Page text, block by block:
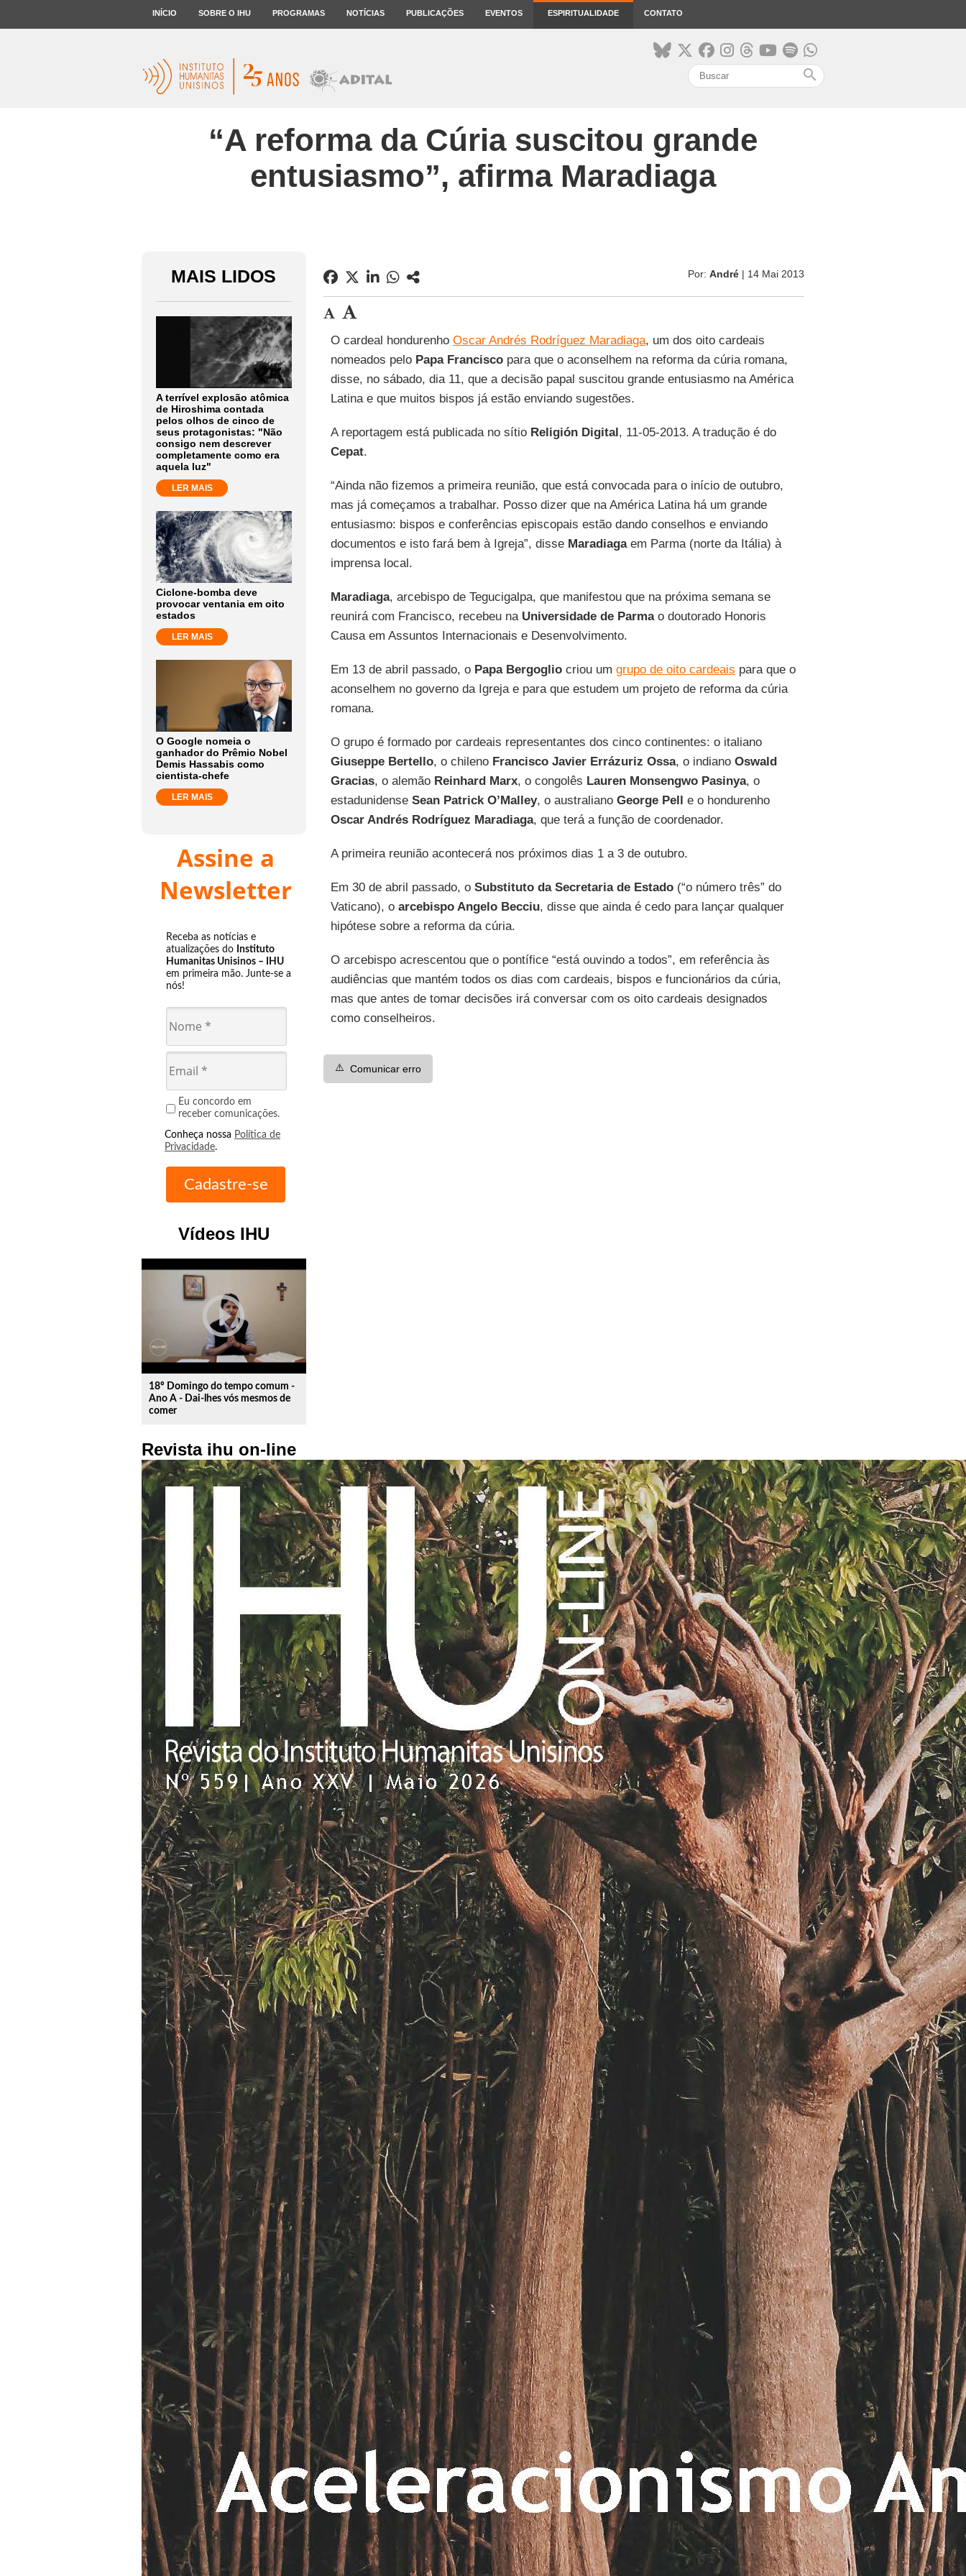
INÍCIO SOBRE O IHU PROGRAMAS NOTÍCIAS PUBLICAÇÕES EVENTOS ESPIRITUALIDADE CONTATO
search
“A reforma da Cúria suscitou grande
entusiasmo”, afirma Maradiaga
MAIS LIDOS
A terrível explosão atômica
de Hiroshima contada
pelos olhos de cinco de
seus protagonistas: "Não
consigo nem descrever
completamente como era
aquela luz"
LER MAIS
Ciclone-bomba deve
provocar ventania em oito
estados
LER MAIS
O Google nomeia o
ganhador do Prêmio Nobel
Demis Hassabis como
cientista-chefe
LER MAIS
Assine a
Newsletter
Receba as notícias e
atualizações do Instituto
Humanitas Unisinos – IHU
em primeira mão. Junte-se a
nós!
Eu concordo em
receber comunicações.
Conheça nossa Política de
Privacidade.
Vídeos IHU
play_circle_outline
18º Domingo do tempo comum -
Ano A - Dai-lhes vós mesmos de
comer
Revista ihu on-line
Por: André| 14 Mai 2013
O cardeal hondurenho Oscar Andrés Rodríguez Maradiaga, um dos oito cardeais
nomeados pelo Papa Franciscopara que o aconselhem na reforma da cúria romana,
disse, no sábado, dia 11, que a decisão papal suscitou grande entusiasmo na América
Latina e que muitos bispos já estão enviando sugestões.
A reportagem está publicada no sítio Religión Digital, 11-05-2013. A tradução é do
Cepat.
“Ainda não fizemos a primeira reunião, que está convocada para o início de outubro,
mas já começamos a trabalhar. Posso dizer que na América Latina há um grande
entusiasmo: bispos e conferências episcopais estão dando conselhos e enviando
documentos e isto fará bem à Igreja”, disse Maradiagaem Parma (norte da Itália) à
imprensa local.
Maradiaga, arcebispo de Tegucigalpa, que manifestou que na próxima semana se
reunirá com Francisco, recebeu na Universidade de Parmao doutorado Honoris
Causa em Assuntos Internacionais e Desenvolvimento.
Em 13 de abril passado, o Papa Bergogliocriou um grupo de oito cardeais para que o
aconselhem no governo da Igreja e para que estudem um projeto de reforma da cúria
romana.
O grupo é formado por cardeais representantes dos cinco continentes: o italiano
Giuseppe Bertello, o chileno Francisco Javier Errázuriz Ossa, o indiano Oswald
Gracias, o alemão Reinhard Marx, o congolês Lauren Monsengwo Pasinya, o
estadunidense Sean Patrick O’Malley, o australiano George Pell e o hondurenho
Oscar Andrés Rodríguez Maradiaga, que terá a função de coordenador.
A primeira reunião acontecerá nos próximos dias 1 a 3 de outubro.
Em 30 de abril passado, o Substituto da Secretaria de Estado(“o número três” do
Vaticano), o arcebispo Angelo Becciu, disse que ainda é cedo para lançar qualquer
hipótese sobre a reforma da cúria.
O arcebispo acrescentou que o pontífice “está ouvindo a todos”, em referência às
audiências que mantém todos os dias com cardeais, bispos e funcionários da cúria,
mas que antes de tomar decisões irá conversar com os oito cardeais designados
como conselheiros.
⚠️ Comunicar erro